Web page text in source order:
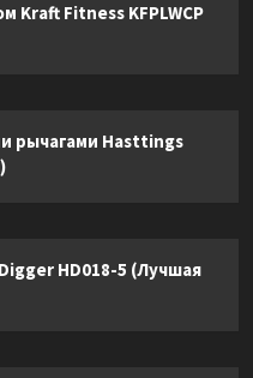
Fitness KFPLWCP
рычагами Hasttings
HD018-5 (Лучшая